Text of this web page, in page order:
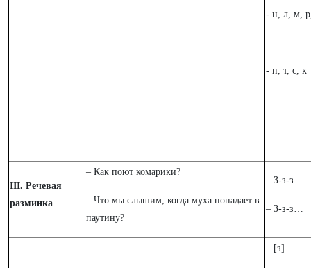
- н, л, м,
- п, т, с, к
III. Речевая
разминка
– Как поют комарики?
– Что мы слышим, когда муха попадает в
паутину?
– З-з-з…
– З-з-з…
– [з].